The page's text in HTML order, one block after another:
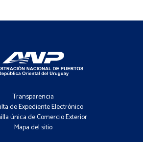
-
Menú
Transparencia
de Expediente Electrónico
única de Comercio Exterior
Mapa del sitio